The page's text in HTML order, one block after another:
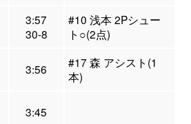
3:57
30-8
#10 浅本 2Pシュー
ト○(2点)
3:56
#17 森 アシスト(1
本)
3:45